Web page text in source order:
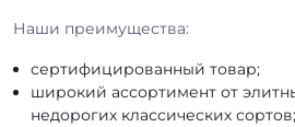
Наши преимущества:
сертифицированный товар;
широкий ассортимент от
недорогих классических сортов;